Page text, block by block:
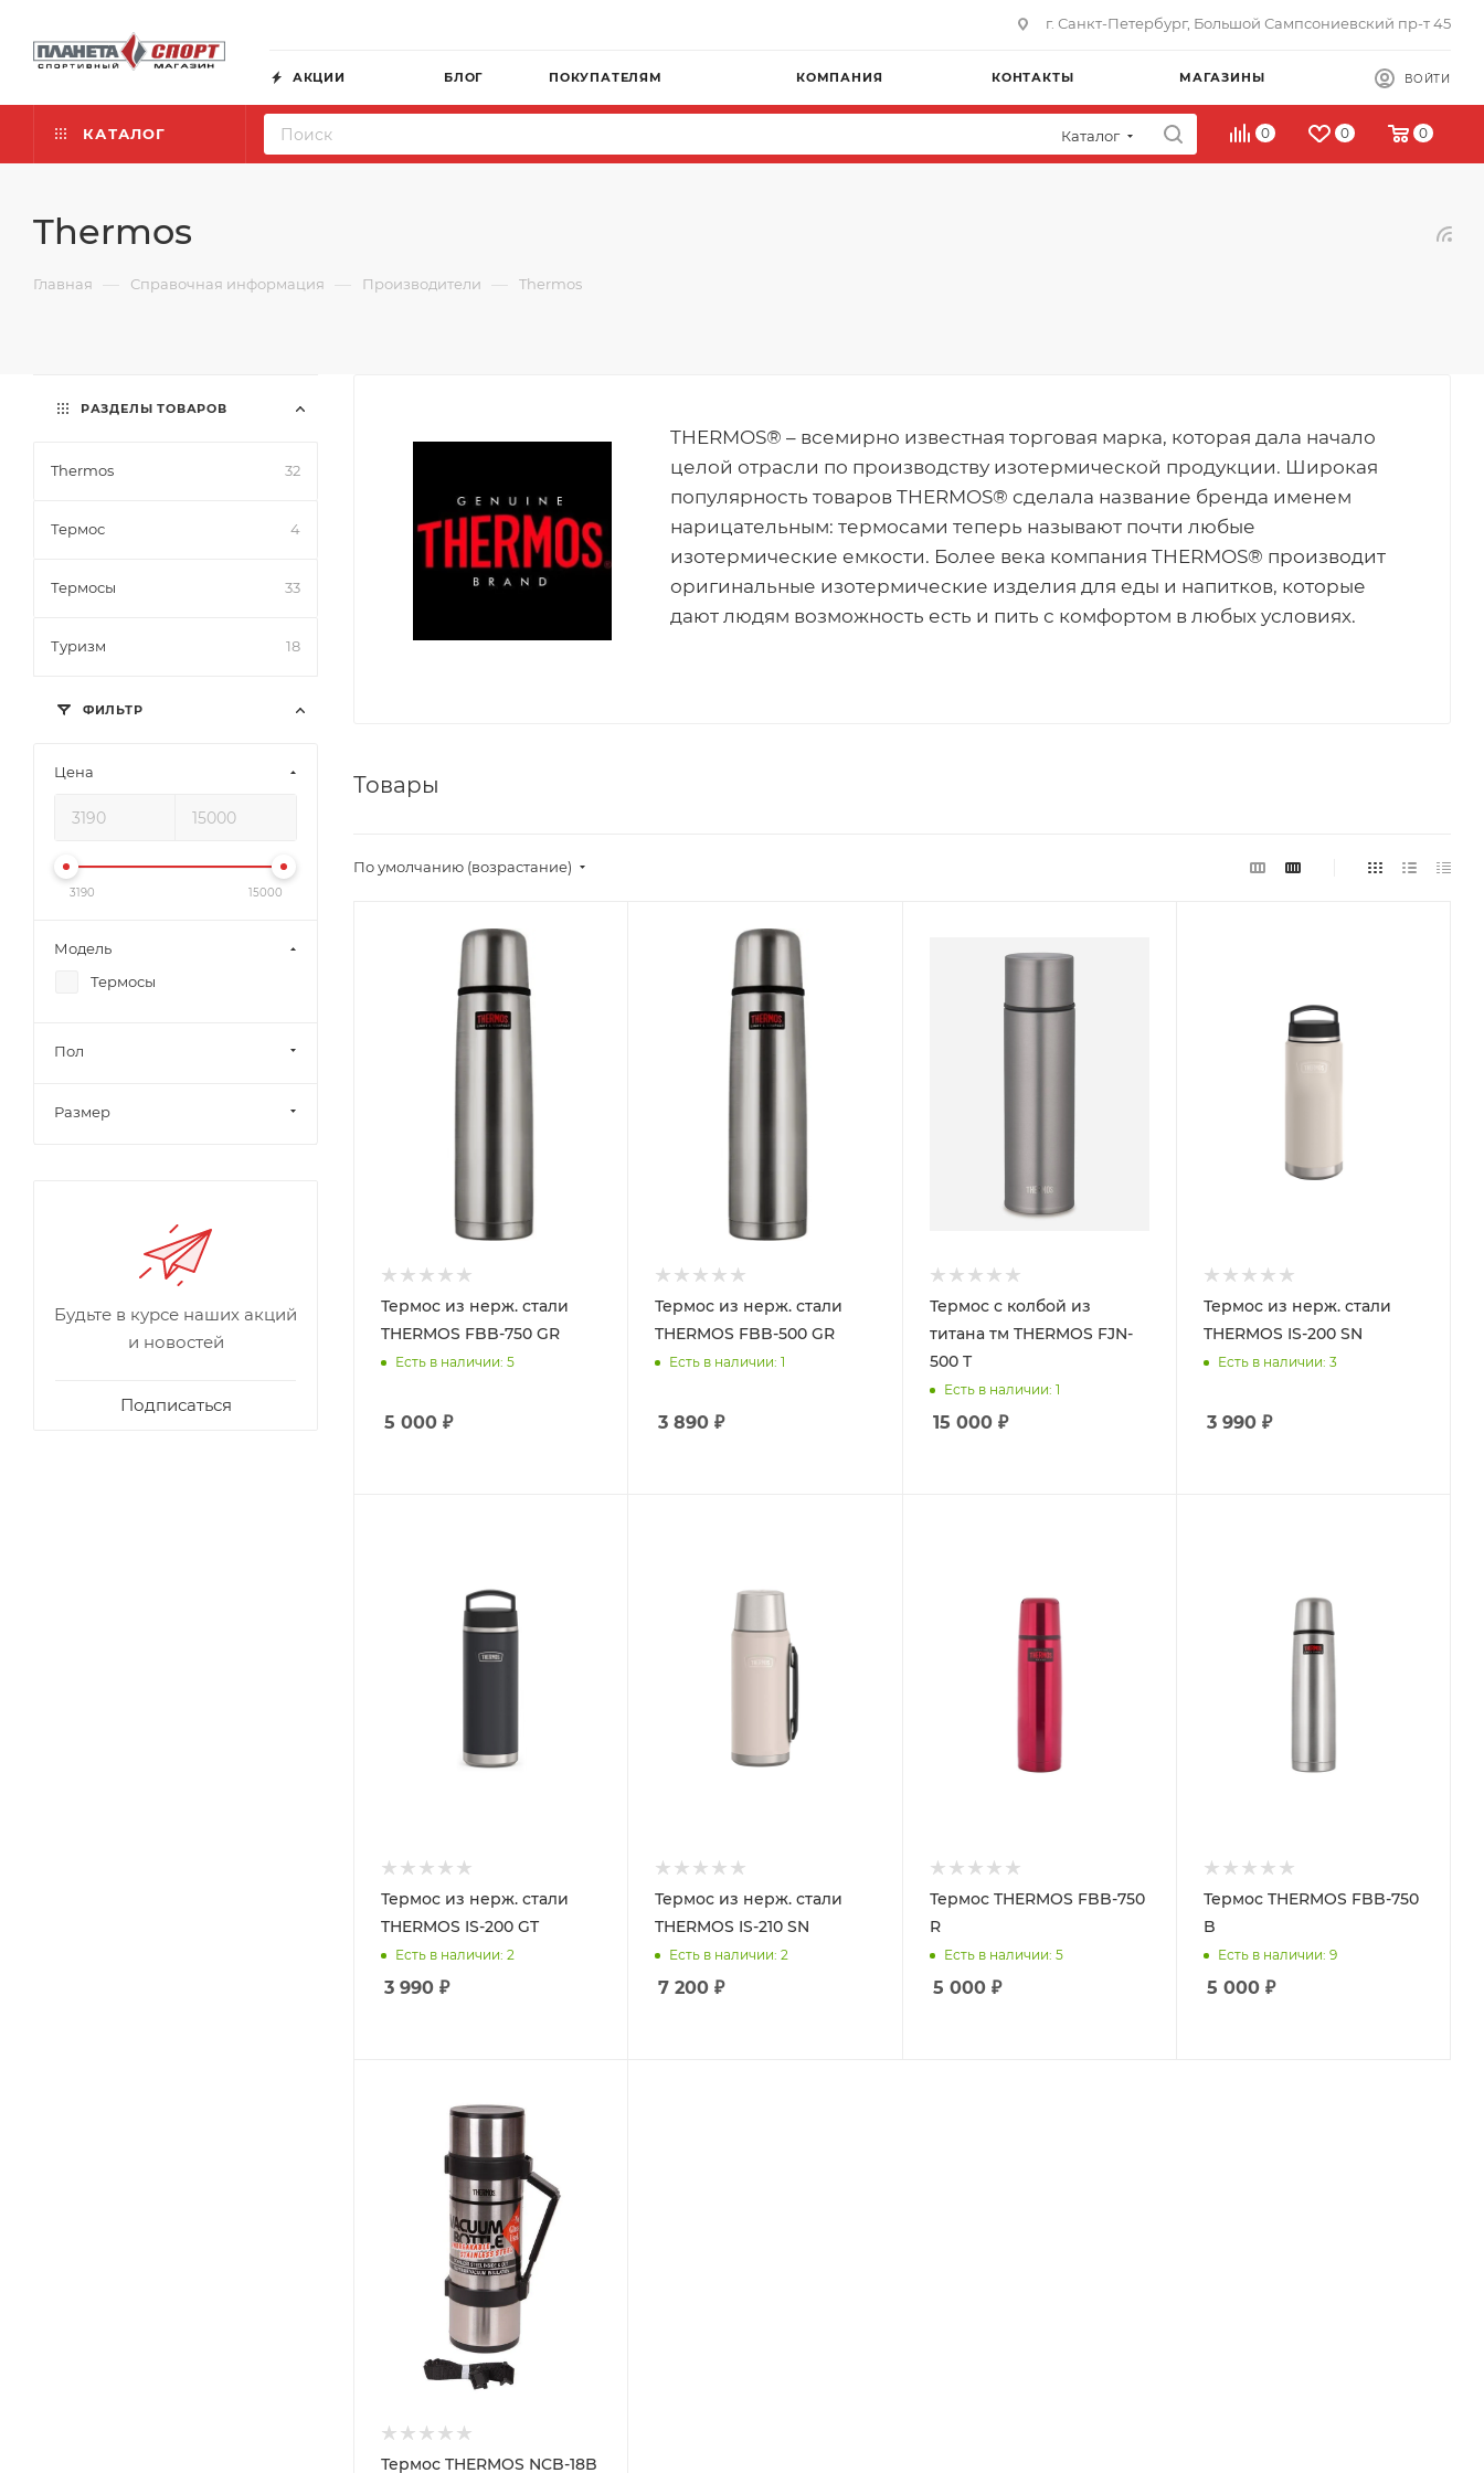
г. Санкт-Петербург, Большой Сампсониевский пр-т 45
АКЦИИ БЛОГ ПОКУПАТЕЛЯМ КОМПАНИЯ КОНТАКТЫ МАГАЗИНЫ ВОЙТИ
КАТАЛОГ Каталог 0 0 0
Thermos
Главная — Справочная информация — Производители — Thermos
THERMOS® – всемирно известная торговая марка, которая дала начало
целой отрасли по производству изотермической продукции. Широкая
популярность товаров THERMOS® сделала название бренда именем
нарицательным: термосами теперь называют почти любые
изотермические емкости. Более века компания THERMOS® производит
оригинальные изотермические изделия для еды и напитков, которые
дают людям возможность есть и пить с комфортом в любых условиях.
Товары
По умолчанию (возрастание)
Термос из нерж. стали
THERMOS FBB-750 GR
Есть в наличии: 5
5 000 ₽
Термос из нерж. стали
THERMOS FBB-500 GR
Есть в наличии: 1
3 890 ₽
Термос с колбой из
титана тм THERMOS FJN-
500 T
Есть в наличии: 1
15 000₽
Термос из нерж. стали
THERMOS IS-200 SN
Есть в наличии: 3
3 990₽
Термос из нерж. стали
THERMOS IS-200 GT
Есть в наличии: 2
3 990 ₽
Термос из нерж. стали
THERMOS IS-210 SN
Есть в наличии: 2
7 200 ₽
Термос THERMOS FBB-750
R
Есть в наличии: 5
5 000₽
Термос THERMOS FBB-750
B
Есть в наличии: 9
5 000₽
Термос THERMOS NCB-18B
РАЗДЕЛЫ ТОВАРОВ
Thermos 32
Термос 4
Термосы 33
Туризм 18
ФИЛЬТР
Цена
3190 15000
Модель
Термосы
Пол
Размер
Будьте в курсе наших акций
и новостей
Подписаться